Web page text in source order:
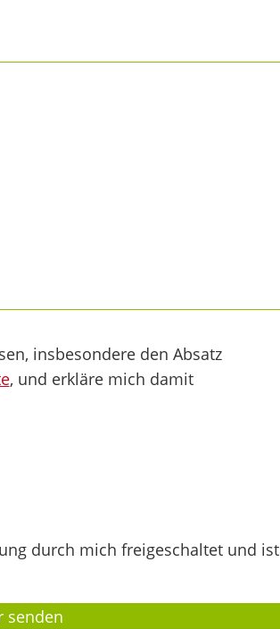
insbesondere den Absatz
, und erkläre mich damit
durch mich freigeschaltet und ist